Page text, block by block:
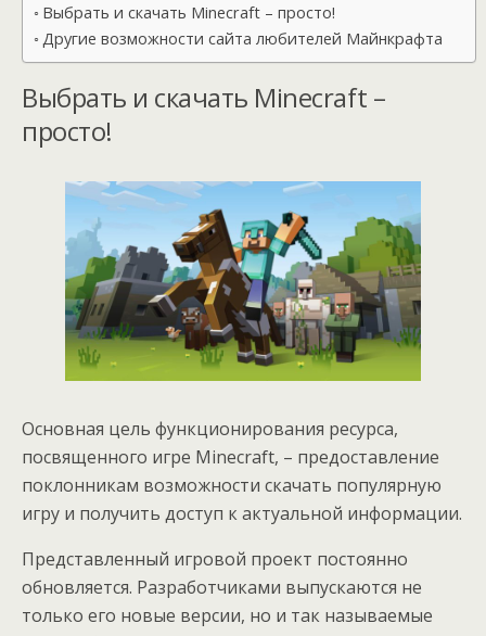
Выбрать и скачать Minecraft – просто!
Другие возможности сайта любителей Майнкрафта
Выбрать и скачать Minecraft –
просто!
Основная цель функционирования ресурса,
посвященного игре Minecraft, – предоставление
поклонникам возможности скачать популярную
игру и получить доступ к актуальной информации.
Представленный игровой проект постоянно
обновляется. Разработчиками выпускаются не
только его новые версии, но и так называемые